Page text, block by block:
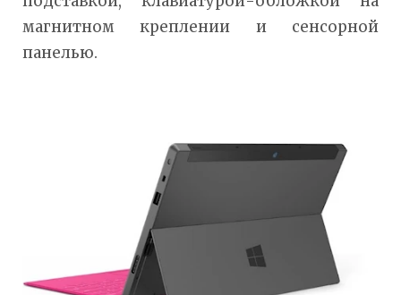
магнитном креплении и сенсорной
панелью.